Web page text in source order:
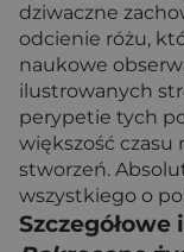
dziwaczne
odcienie różu,
naukowe
ilustrowanych
perypetie tych
większość czasu
stworzeń.
wszystkiego o